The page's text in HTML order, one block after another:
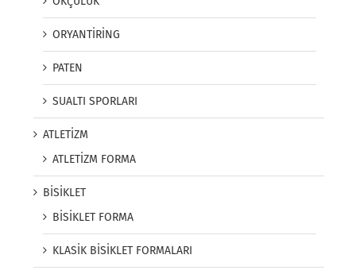
ORYANTİRİNG
PATEN
SUALTI SPORLARI
ATLETİZM
ATLETİZM FORMA
BİSİKLET
BİSİKLET FORMA
KLASİK BİSİKLET FORMALARI